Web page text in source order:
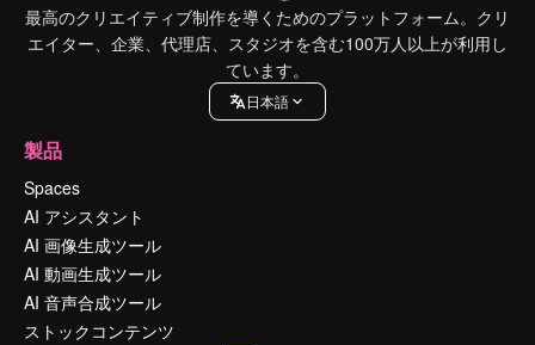
最高のクリエイティブ制作を導くためのプラットフォーム。クリ
エイター、企業、代理店、スタジオを含む100万人以上が利用し
ています。
日本語
製品
Spaces
AI アシスタント
AI 画像生成ツール
AI 動画生成ツール
AI 音声合成ツール
ストックコンテンツ